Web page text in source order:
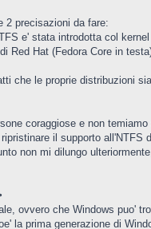
2 precisazioni da fare:
e' stata introdotta col
Red Hat (Fedora Core in
che le proprie distribuzioni
coraggiose e non
il supporto all'NTFS
non mi dilungo
ovvero che Windows puo'
la prima generazione di